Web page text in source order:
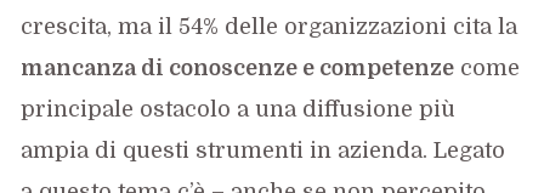
crescita, ma il 54% delle organizzazioni cita la
mancanza di conoscenze e competenze come
principale ostacolo a una diffusione più
ampia di questi strumenti in azienda. Legato